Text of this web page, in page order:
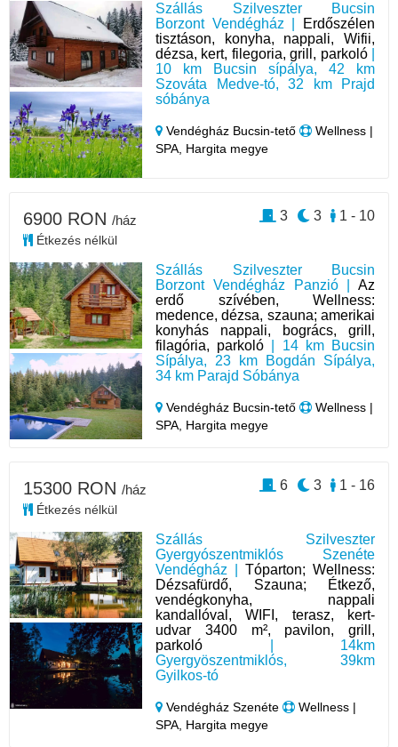
Szállás Szilveszter Bucsin
Borzont Vendégház |
Erdőszélen
tisztáson, konyha, nappali, Wifii,
dézsa, kert, filegoria, grill, parkoló|
10 km Bucsin sípálya, 42 km
Szováta Medve-tó, 32 km Prajd
sóbánya
Vendégház Bucsin-tető
Wellness |
SPA, Hargita megye
Szállás Szilveszter Bucsin
Borzont Vendégház Panzió | Az
erdő szívében, Wellness:
medence, dézsa, szauna; amerikai
konyhás nappali, bogrács, grill,
filagória, parkoló | 14 km Bucsin
Sípálya, 23 km Bogdán Sípálya,
34 km Parajd Sóbánya
Vendégház Bucsin-tető
Wellness |
SPA, Hargita megye
6900 RON /ház
Étkezés nélkül
1 - 10
3
3
Szállás Szilveszter
Gyergyószentmiklós Szenéte
Vendégház |Tóparton; Wellness:
Dézsafürdő, Szauna; Étkező,
vendégkonyha, nappali
kandallóval, WIFI, terasz, kert-
udvar 3400 m², pavilon, grill,
parkoló | 14km
Gyergyöszentmiklós, 39km
Gyilkos-tó
Vendégház Szenéte
Wellness |
SPA, Hargita megye
15300 RON /ház
Étkezés nélkül
1 - 16
3
6